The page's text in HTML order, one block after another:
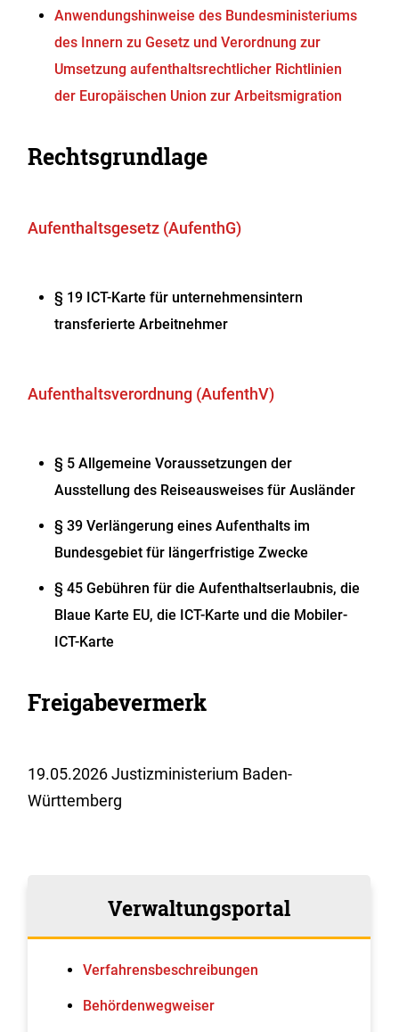
Anwendungshinweise des Bundesministeriums
des Innern zu Gesetz und Verordnung zur
Umsetzung aufenthaltsrechtlicher Richtlinien
der Europäischen Union zur Arbeitsmigration
Rechtsgrundlage
Aufenthaltsgesetz (AufenthG)
§ 19 ICT-Karte für unternehmensintern
transferierte Arbeitnehmer
Aufenthaltsverordnung (AufenthV)
§ 5 Allgemeine Voraussetzungen der
Ausstellung des Reiseausweises für Ausländer
§ 39 Verlängerung eines Aufenthalts im
Bundesgebiet für längerfristige Zwecke
§ 45 Gebühren für die Aufenthaltserlaubnis, die
Blaue Karte EU, die ICT-Karte und die Mobiler-
ICT-Karte
Freigabevermerk
19.05.2026 Justizministerium Baden-
Württemberg
Verwaltungsportal
Verfahrens­beschreibungen
Behördenwegweiser